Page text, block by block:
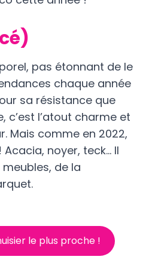
pas étonnant de le
chaque année
sa résistance que
c’est l’atout charme et
Mais comme en 2022,
noyer, teck… Il
de la
le plus proche !